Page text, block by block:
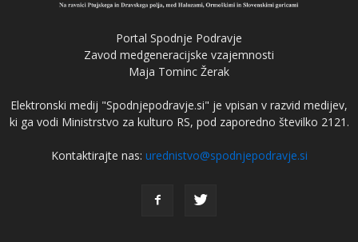
Portal Spodnje Podravje
Zavod medgeneracijske vzajemnosti
Maja Tominc Žerak
Elektronski medij "Spodnjepodravje.si" je vpisan v razvid medijev,
ki ga vodi Ministrstvo za kulturo RS, pod zaporedno številko 2121.
Kontaktirajte nas: urednistvo@spodnjepodravje.si